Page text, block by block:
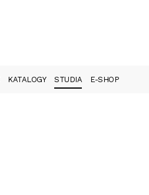
KATALOGY STUDIA E-SHOP